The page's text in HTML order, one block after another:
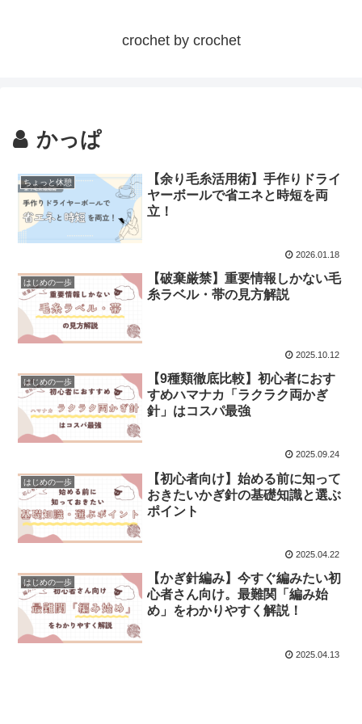
crochet by crochet
かっぱ
ちょっと休憩
【余り毛糸活用術】手作りドライ
ヤーボールで省エネと時短を両
立！
2026.01.18
はじめの一歩
【破棄厳禁】重要情報しかない毛
糸ラベル・帯の見方解説
2025.10.12
はじめの一歩
【9種類徹底比較】初心者におす
すめハマナカ「ラクラク両かぎ
針」はコスパ最強
2025.09.24
はじめの一歩
【初心者向け】始める前に知って
おきたいかぎ針の基礎知識と選ぶ
ポイント
2025.04.22
はじめの一歩
【かぎ針編み】今すぐ編みたい初
心者さん向け。最難関「編み始
め」をわかりやすく解説！
2025.04.13